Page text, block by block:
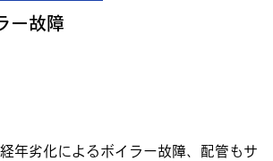
ー故障
年劣化によるボイラー故障、配管もサ